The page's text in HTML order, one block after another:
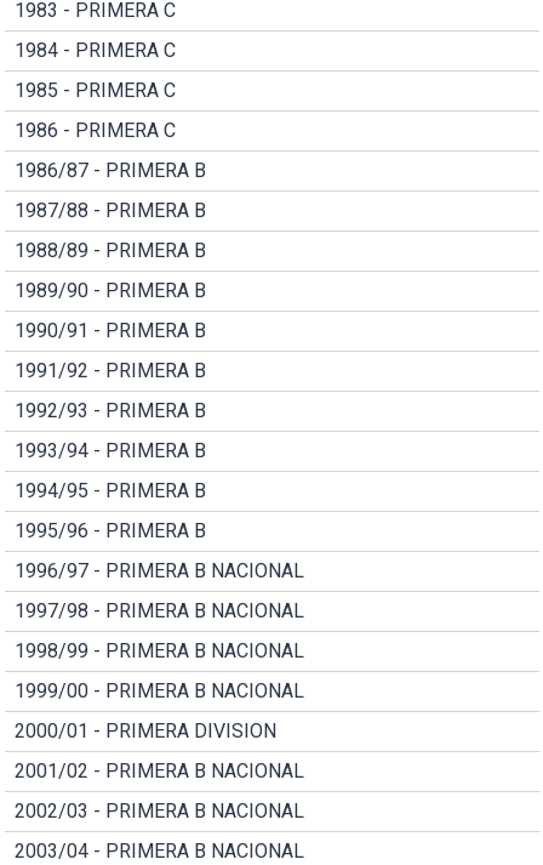
1983 - PRIMERA C
1984 - PRIMERA C
1985 - PRIMERA C
1986 - PRIMERA C
1986/87 - PRIMERA B
1987/88 - PRIMERA B
1988/89 - PRIMERA B
1989/90 - PRIMERA B
1990/91 - PRIMERA B
1991/92 - PRIMERA B
1992/93 - PRIMERA B
1993/94 - PRIMERA B
1994/95 - PRIMERA B
1995/96 - PRIMERA B
1996/97 - PRIMERA B NACIONAL
1997/98 - PRIMERA B NACIONAL
1998/99 - PRIMERA B NACIONAL
1999/00 - PRIMERA B NACIONAL
2000/01 - PRIMERA DIVISION
2001/02 - PRIMERA B NACIONAL
2002/03 - PRIMERA B NACIONAL
2003/04 - PRIMERA B NACIONAL